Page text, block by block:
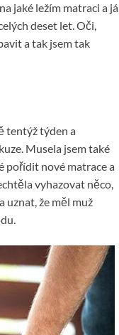
jaké ležím matraci a já
deset let. Oči,
a tak jsem tak
tentýž týden a
Musela jsem také
pořídit nové matrace a
vyhazovat něco,
uznat, že měl muž